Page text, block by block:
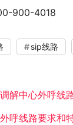
900-4018
sip线路
解中心外呼线
呼线路要求和